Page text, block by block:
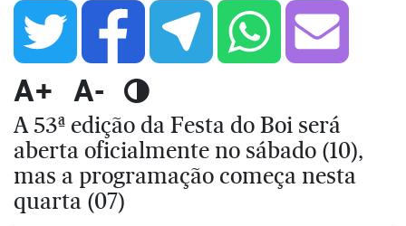
A+ A-
A 53ª edição da Festa do Boi será
aberta oficialmente no sábado (10),
mas a programação começa nesta
quarta (07)